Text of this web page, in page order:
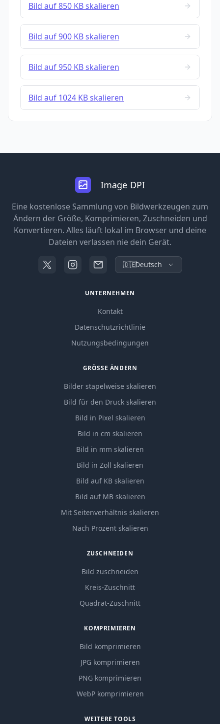
Bild auf 850 KB skalieren
Bild auf 900 KB skalieren
Bild auf 950 KB skalieren
Bild auf 1024 KB skalieren
Image DPI
Eine kostenlose Sammlung von Bildwerkzeugen zum
Ändern der Größe, Komprimieren, Zuschneiden und
Konvertieren. Alles läuft lokal im Browser und deine
Dateien verlassen nie dein Gerät.
🇩🇪Deutsch
UNTERNEHMEN
Kontakt
Datenschutzrichtlinie
Nutzungsbedingungen
GRÖSSE ÄNDERN
Bilder stapelweise skalieren
Bild für den Druck skalieren
Bild in Pixel skalieren
Bild in cm skalieren
Bild in mm skalieren
Bild in Zoll skalieren
Bild auf KB skalieren
Bild auf MB skalieren
Mit Seitenverhältnis skalieren
Nach Prozent skalieren
ZUSCHNEIDEN
Bild zuschneiden
Kreis-Zuschnitt
Quadrat-Zuschnitt
KOMPRIMIEREN
Bild komprimieren
JPG komprimieren
PNG komprimieren
WebP komprimieren
WEITERE TOOLS